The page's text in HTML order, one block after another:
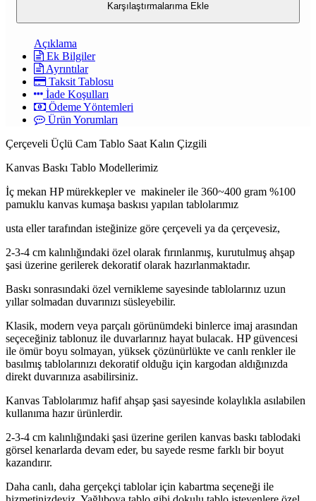
Karşılaştırmalarıma Ekle
Açıklama
Ek Bilgiler
Ayrıntılar
Taksit Tablosu
İade Koşulları
Ödeme Yöntemleri
Ürün Yorumları
Çerçeveli Üçlü Cam Tablo Saat Kalın Çizgili
Kanvas Baskı Tablo Modellerimiz
İç mekan HP mürekkepler ve makineler ile 360~400 gram %100
pamuklu kanvas kumaşa baskısı yapılan tablolarımız
usta eller tarafından isteğinize göre çerçeveli ya da çerçevesiz,
2-3-4 cm kalınlığındaki özel olarak fırınlanmış, kurutulmuş ahşap
şasi üzerine gerilerek dekoratif olarak hazırlanmaktadır.
Baskı sonrasındaki özel vernikleme sayesinde tablolarınız uzun
yıllar solmadan duvarınızı süsleyebilir.
Klasik, modern veya parçalı görünümdeki binlerce imaj arasından
seçeceğiniz tablonuz ile duvarlarınız hayat bulacak. HP güvencesi
ile ömür boyu solmayan, yüksek çözünürlükte ve canlı renkler ile
basılmış tablolarınızı dekoratif olduğu için kargodan aldığınızda
direkt duvarınıza asabilirsiniz.
Kanvas Tablolarımız hafif ahşap şasi sayesinde kolaylıkla asılabilen
kullanıma hazır ürünlerdir.
2-3-4 cm kalınlığındaki şasi üzerine gerilen kanvas baskı tablodaki
görsel kenarlarda devam eder, bu sayede resme farklı bir boyut
kazandırır.
Daha canlı, daha gerçekçi tablolar için kabartma seçeneği ile